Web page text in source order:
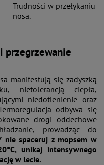
Trudności w przełykaniu i
nosa.
przegrzewanie
manifestują się zadyszką
nietolerancją ciepła,
niedotlenienie oraz
odbywa się
drogi oddechowe
prowadząc do
nie spaceruj z mopsem w
unikaj intensywnego
w lecie.